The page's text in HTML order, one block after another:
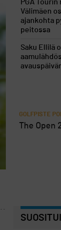
PGA
Välimäen
ajankohta
peitossa
Saku Ellilä
GOLFPISTE
The Open